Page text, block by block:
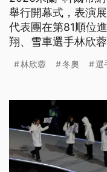
舉行開幕式，表演
代表團在第81順位
翔、雪車選手林欣
林欣蓉 冬奧 選